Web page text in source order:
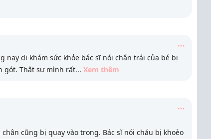
nay di khám sức khỏe bác sĩ nói chân trái của bé bị
gót. Thật sự mình rất... Xem thêm
cũng bị quay vào trong. Bác sĩ nói cháu bị khoèo